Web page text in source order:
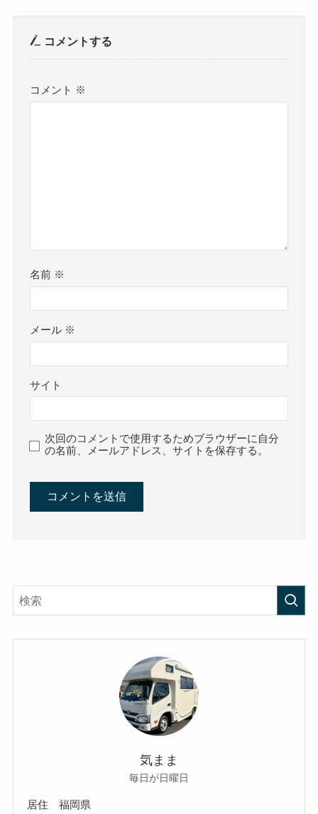
コメントする
コメント ※
名前 ※
メール ※
サイト
次回のコメントで使用するためブラウザーに自分
の名前、メールアドレス、サイトを保存する。
気まま
毎日が日曜日
居住 福岡県